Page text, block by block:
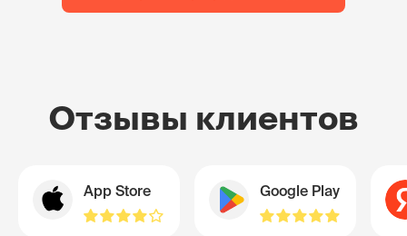
Отзывы клиентов
App Store Google Play